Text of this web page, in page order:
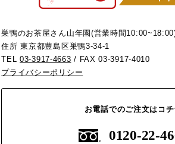
巣鴨のお茶屋さん山年園(営業時間
住所 東京都豊島区巣鴨3-34-1
TEL03-3917-4663 / FAX 03-3917-4010
プライバシーポリシー
お電話でのご注文はコチ
0120-22-